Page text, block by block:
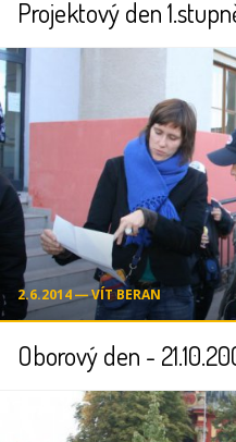
Projektový den
2.6.2014 ― VÍT BERAN
Oborový den -